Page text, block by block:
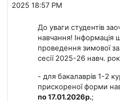
2025 18:57 PM
До уваги студентів
навчання! Інформація
проведення зимової
сесії 2025-26 навч.
- для бакалаврів 1-2
прискореної форми
по 17.01.2026р.;